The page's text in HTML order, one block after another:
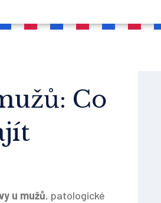
Co
u mužů, patologické